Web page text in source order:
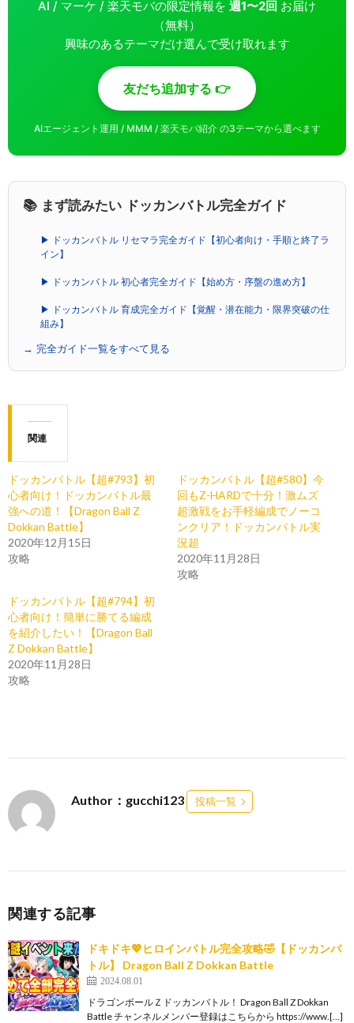
AI / マーケ / 楽天モバの限定情報を 週1〜2回 お届け
（無料）
興味のあるテーマだけ選んで受け取れます
友だち追加する 👉
AIエージェント運用 / MMM / 楽天モバ紹介 の3テーマから選べます
📚 まず読みたい ドッカンバトル完全ガイド
▶ ドッカンバトル リセマラ完全ガイド【初心者向け・手順と終了ラ
イン】
▶ ドッカンバトル 初心者完全ガイド【始め方・序盤の進め方】
▶ ドッカンバトル 育成完全ガイド【覚醒・潜在能力・限界突破の仕
組み】
→ 完全ガイド一覧をすべて見る
関連
ドッカンバトル【超#793】初
心者向け！ドッカンバトル最
強への道！【Dragon Ball Z
Dokkan Battle】
2020年12月15日
攻略
ドッカンバトル【超#580】今
回もZ-HARDで十分！激ムズ
超激戦をお手軽編成でノーコ
ンクリア！ドッカンバトル実
況超
2020年11月28日
攻略
ドッカンバトル【超#794】初
心者向け！簡単に勝てる編成
を紹介したい！【Dragon Ball
Z Dokkan Battle】
2020年11月28日
攻略
Author：gucchi123 投稿一覧
関連する記事
ドキドキ💖ヒロインバトル完全攻略🤣【ドッカンバ
トル】 Dragon Ball Z Dokkan Battle
2024.08.01
ドラゴンボールＺドッカンバトル！ Dragon Ball Z Dokkan
Battle チャンネルメンバー登録はこちらから https://www.[…]